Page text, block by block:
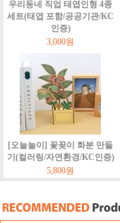
우리동네 직업 태엽인형 4종
세트(태엽 포함/공공기관/KC
인증)
3,000원
[오늘놀이] 꽃꽂이 화분 만들
기(컬러링/자연환경/KC인증)
5,800원